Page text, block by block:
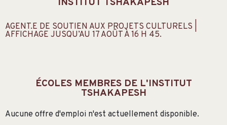
INSTITUT TSHAKAPESH
AGENT.E DE SOUTIEN AUX PROJETS CULTURELS |
AFFICHAGE JUSQU’AU 17 AOÛT À 16 H 45.
ÉCOLES MEMBRES DE L'INSTITUT
TSHAKAPESH
Aucune offre d'emploi n'est actuellement disponible.